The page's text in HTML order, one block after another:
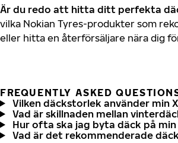
Är du redo att hitta ditt perfekta
vilka Nokian Tyres-produkter som
eller hitta en återförsäljare nära dig
FREQUENTLY ASKED
Vilken däckstorlek använder min
Vad är skillnaden mellan
Hur ofta ska jag byta däck på min
Vad är det rekommenderade